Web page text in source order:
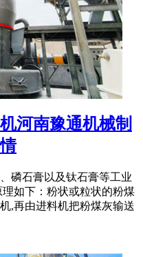
河南豫通机械制
磷石膏以及钛石膏等工业
如下：粉状或粒状的粉煤
,再由进料机把粉煤灰输送